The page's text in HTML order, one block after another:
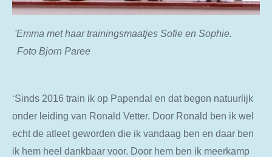
'Emma met haar trainingsmaatjes Sofie en Sophie.
Foto Bjorn Paree
‘Sinds 2016 train ik op Papendal en dat begon natuurlijk
onder leiding van Ronald Vetter. Door Ronald ben ik wel
echt de atleet geworden die ik vandaag ben en daar ben
ik hem heel dankbaar voor. Door hem ben ik meerkamp